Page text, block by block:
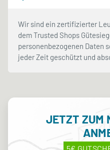
Wir sind ein zertifizierter
dem Trusted Shops
personenbezogenen Daten
jeder Zeit geschützt und
JETZT ZUM